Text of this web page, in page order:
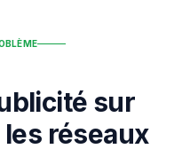
sur
réseaux